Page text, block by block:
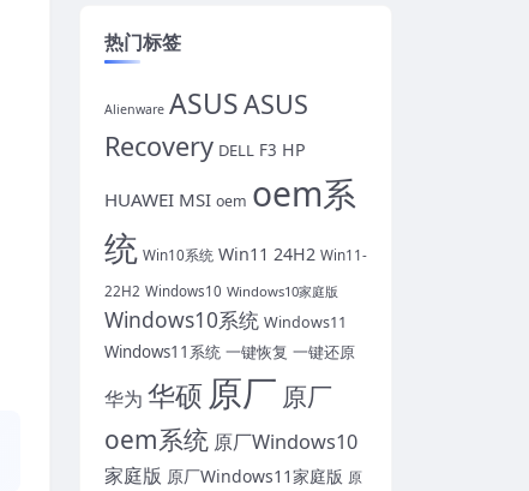
热门标签
Alienware ASUSASUS
Recovery DELL F3 HP
HUAWEI MSI oem oem系
统 Win10系统 Win11 24H2 Win11-
22H2 Windows10 Windows10家庭版
Windows10系统 Windows11
Windows11系统 一键恢复 一键还原
华为 华硕 原厂 原厂
oem系统 原厂Windows10
家庭版 原厂Windows11家庭版 原